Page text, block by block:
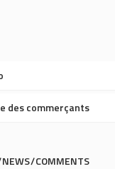
des commerçants
NEWS COMMENTS